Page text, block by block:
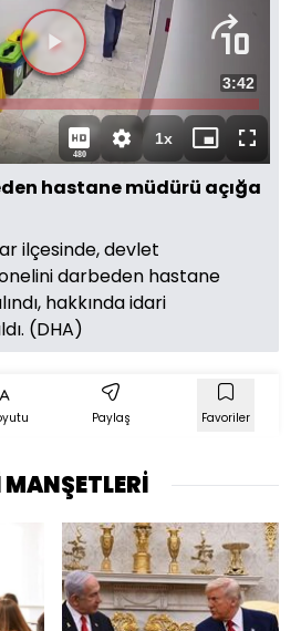
Toplam
Süre
3:42
480
1xOynatma
Hızı
Mini
oynatıcı
Tam
Ekran
hastane müdürü açığa
ilçesinde, devlet
darbeden hastane
hakkında idari
(DHA)
Paylaş Favoriler